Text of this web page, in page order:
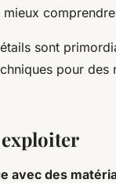
sont
pour
avec des